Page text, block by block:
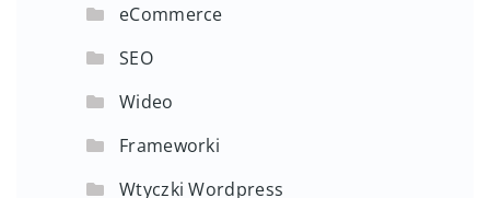
eCommerce
SEO
Wideo
Frameworki
Wtyczki Wordpress